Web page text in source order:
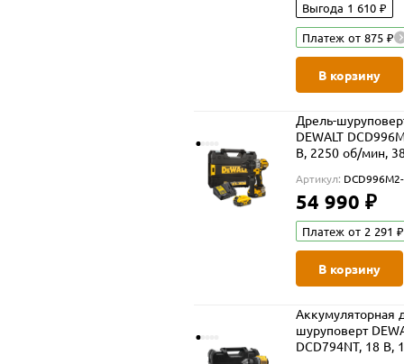
Выгода 1 610 ₽
Платеж от 875 ₽
В корзину
Дрель-
DEWALT
В, 2250 об/мин,
ЗУ, в кейсе TSTAK
(DCD996M2-QW)
Артикул:
54 990 ₽
Платеж от 2 291 ₽
В корзину
Аккумуляторная
шуруповерт
DCD794NT, 18 В,